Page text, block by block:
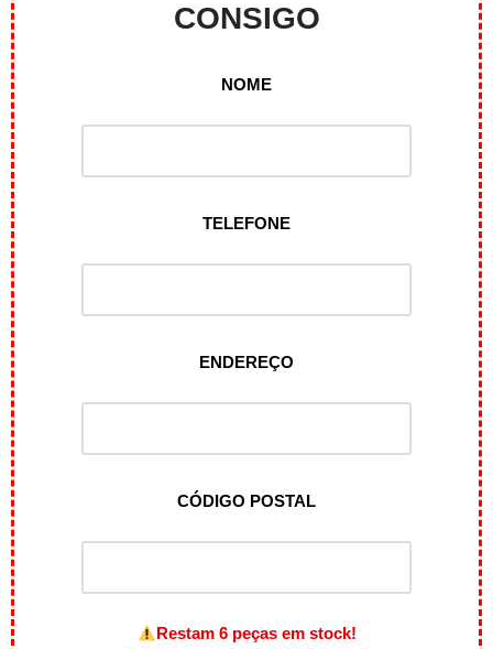
CONSIGO
NOME
TELEFONE
ENDEREÇO
CÓDIGO POSTAL
Restam 6 peças em stock!